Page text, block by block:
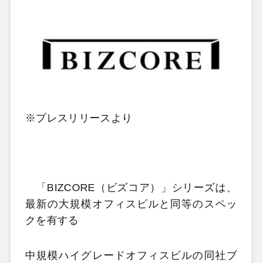
※プレスリリースより
「BIZCORE（ビズコア）」シリーズは、
最新の大規模オフィスビルと同等のスペッ
クを有する
中規模ハイグレードオフィスビルの同社ブ